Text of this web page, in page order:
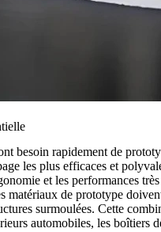
besoin rapidement de
les plus efficaces et
et les performances
matériaux de prototype
surmoulées. Cette
automobiles, les boîtiers